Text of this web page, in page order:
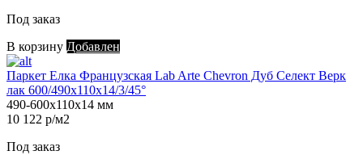
Под заказ
В корзину Добавлен
Паркет Елка Французская Lab Arte Chevron Дуб Селект Верк
лак 600/490х110х14/3/45°
490-600х110х14 мм
10 122 р/м2
Под заказ